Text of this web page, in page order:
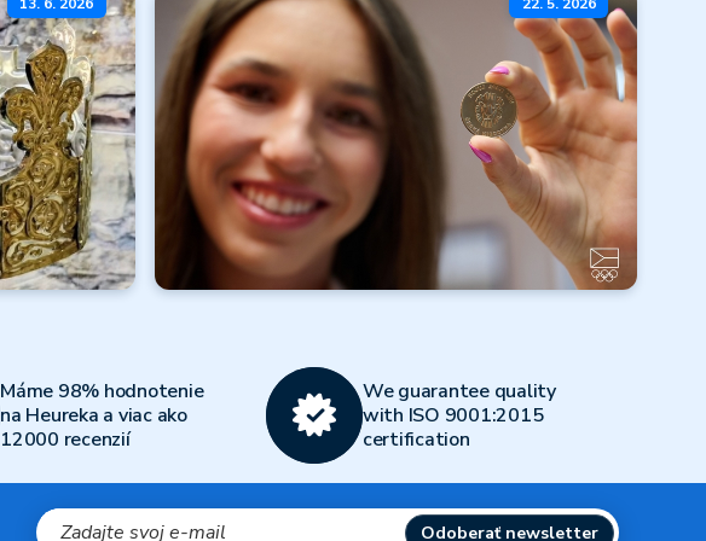
realizácie emisného
plánu ČNB
Čítať ďalej
Všetky články
viacboj 2026
Čítať ďalej
Všetky články
Máme 98% hodnotenie
na Heureka a viac ako
12000 recenzií
We guarantee quality
with ISO 9001:2015
certification
Odoberať newsletter